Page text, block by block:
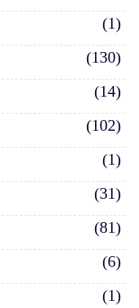
(1)
(130)
(14)
(102)
(1)
(31)
(81)
(6)
(1)